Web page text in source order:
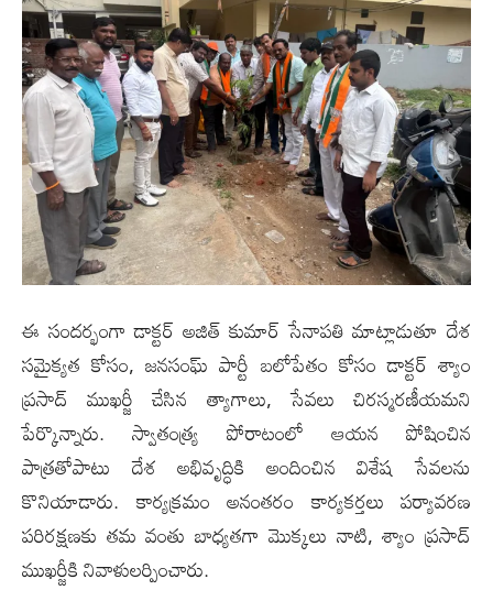
ఈ సందర్భంగా డాక్టర్ అజిత్ కుమార్ సేనాపతి మాట్లాడుతూ దేశ
సమైక్యత కోసం, జనసంఘ్ పార్టీ బలోపేతం కోసం డాక్టర్ శ్యాం
ప్రసాద్ ముఖర్జీ చేసిన త్యాగాలు, సేవలు చిరస్మరణీయమని
పేర్కొన్నారు. స్వాతంత్ర్య పోరాటంలో ఆయన పోషించిన
పాత్రతోపాటు దేశ అభివృద్ధికి అందించిన విశేష సేవలను
కొనియాడారు. కార్యక్రమం అనంతరం కార్యకర్తలు పర్యావరణ
పరిరక్షణకు తమ వంతు బాధ్యతగా మొక్కలు నాటి, శ్యాం ప్రసాద్
ముఖర్జీకి నివాళులర్పించారు.